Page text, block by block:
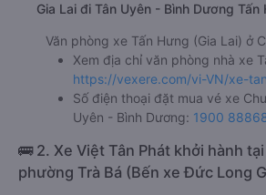
Gia Lai đi Tân Uyên - Bình Dương Tấn
Văn phòng xe Tấn Hưng (Gia Lai) ở
Xem địa chỉ văn phòng nhà xe
https://vexere.com/vi-VN/xe-
Số điện thoại đặt mua vé xe
Uyên - Bình Dương: 1900
🚌 2. Xe Việt Tân Phát khởi hành
phường Trà Bá (Bến xe Đức Long